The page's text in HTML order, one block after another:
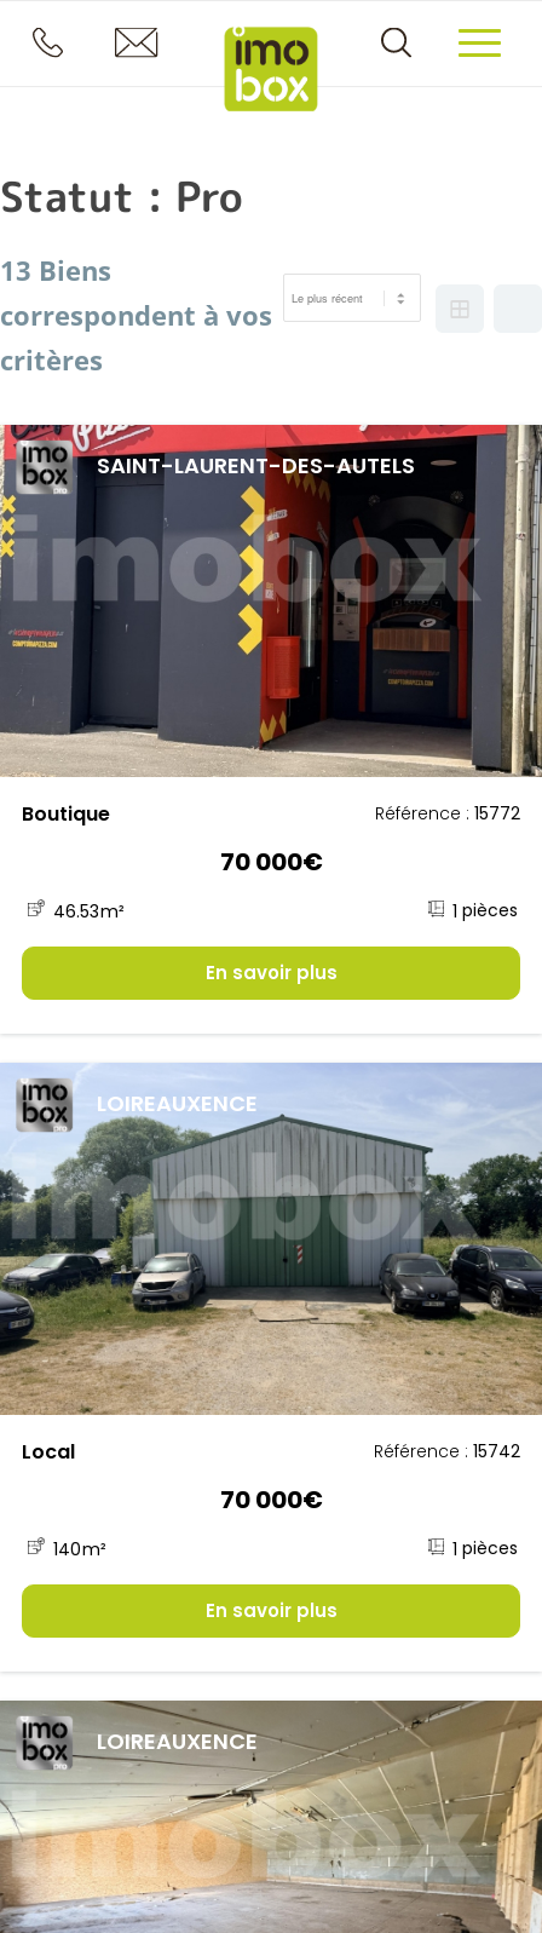
Statut : Pro
13 Biens
correspondent à vos
critères
SAINT-LAURENT-DES-AUTELS
Boutique Référence :15772
70 000€
46.53m² 1
En savoir plus
LOIREAUXENCE
Local Référence :15742
70 000€
140m² 1
En savoir plus
LOIREAUXENCE